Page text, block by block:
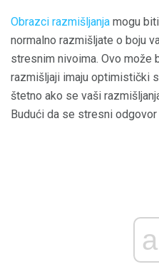
Obrazci razmišljanja mogu
normalno razmišljate o boju
stresnim nivoima. Ovo može
razmišljaji imaju optimistički
štetno ako se vaši
Budući da se stresni